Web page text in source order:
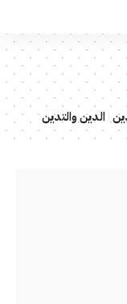
الدين والتدين